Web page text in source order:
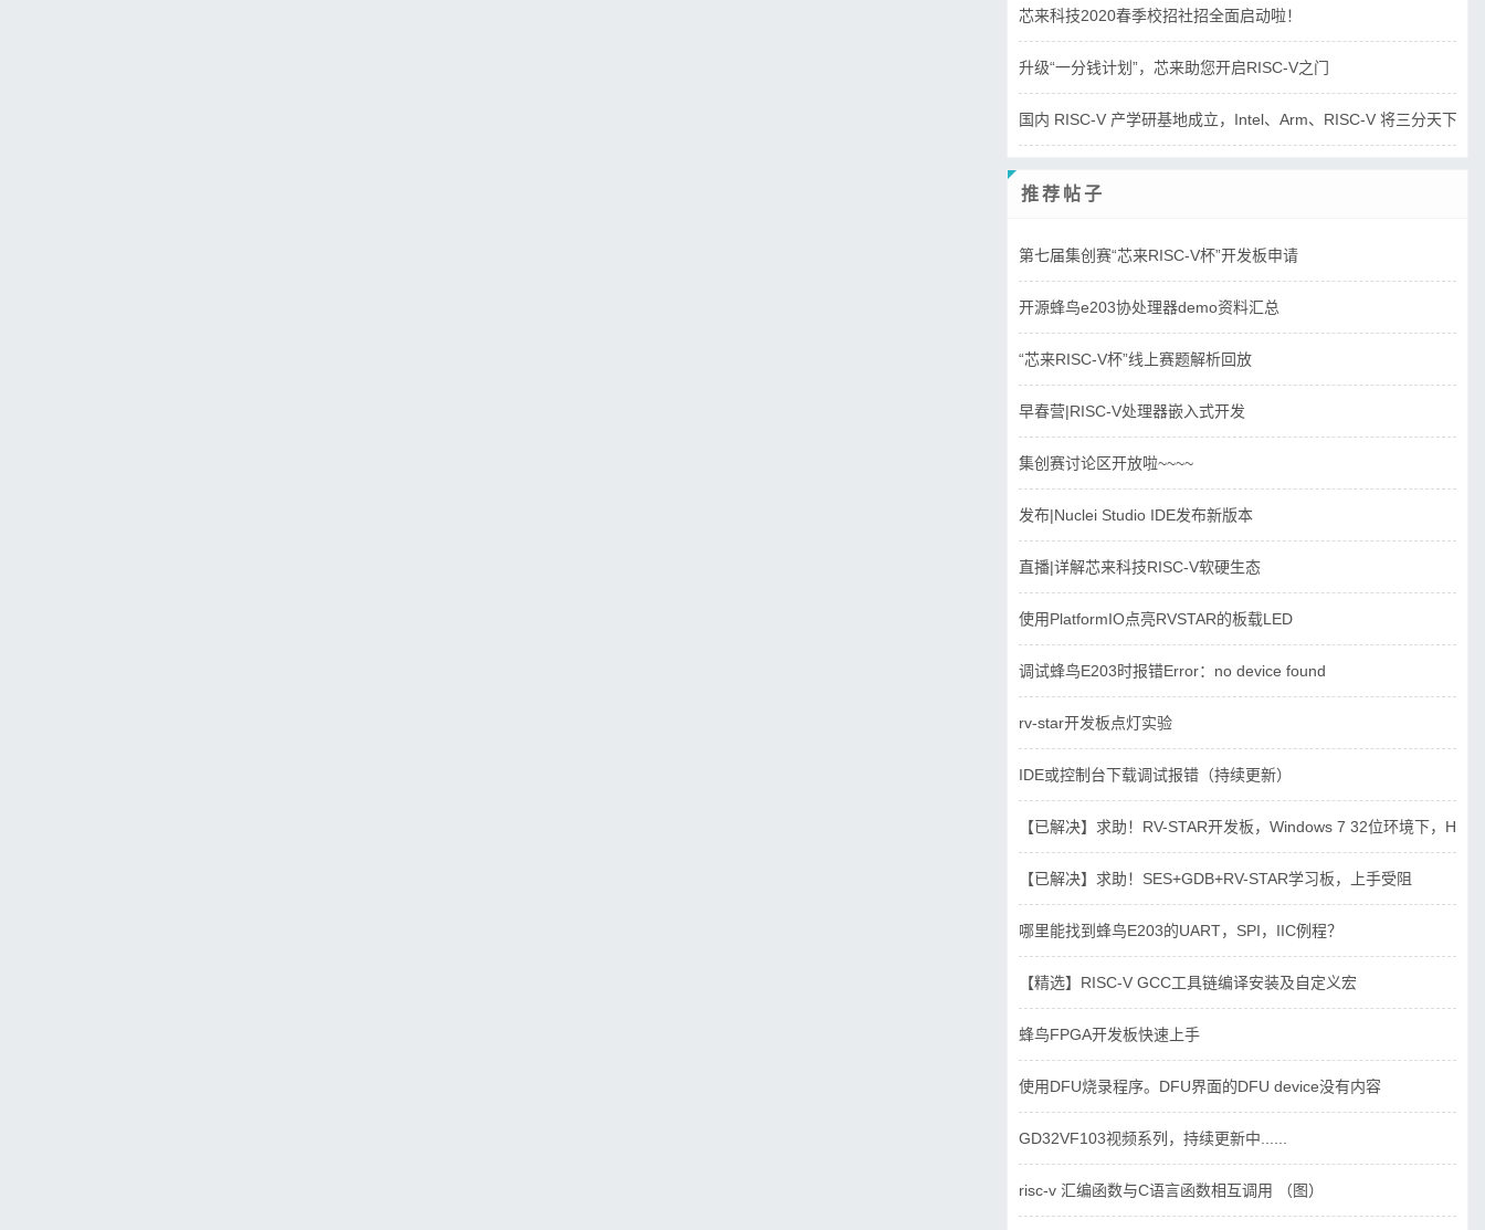
芯来科技2020春季校招社招全面启动啦！
升级“一分钱计划”，芯来助您开启RISC-V之门
国内 RISC-V 产学研基地成立，Intel、Arm、RISC-V 将三分天下？
推荐帖子
第七届集创赛“芯来RISC-V杯”开发板申请
开源蜂鸟e203协处理器demo资料汇总
“芯来RISC-V杯”线上赛题解析回放
早春营|RISC-V处理器嵌入式开发
集创赛讨论区开放啦~~~~
发布|Nuclei Studio IDE发布新版本
直播|详解芯来科技RISC-V软硬生态
使用PlatformIO点亮RVSTAR的板载LED
调试蜂鸟E203时报错Error：no device found
rv-star开发板点灯实验
IDE或控制台下载调试报错（持续更新）
【已解决】求助！RV-STAR开发板，Windows 7 32位环境下，
【已解决】求助！SES+GDB+RV-STAR学习板，上手受阻
哪里能找到蜂鸟E203的UART，SPI，IIC例程？
【精选】RISC-V GCC工具链编译安装及自定义宏
蜂鸟FPGA开发板快速上手
使用DFU烧录程序。DFU界面的DFU device没有内容
GD32VF103视频系列，持续更新中......
risc-v 汇编函数与C语言函数相互调用 （图）